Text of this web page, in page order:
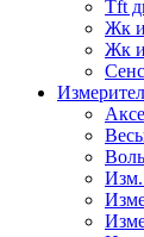
Tft
Жк
Жк
Изм.